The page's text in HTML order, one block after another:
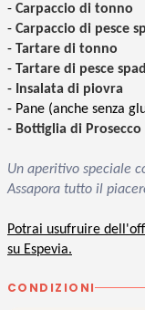
- Carpaccio di tonno
- Carpaccio di pesce
- Tartare di tonno
- Tartare di pesce
- Insalata di piovra
- Pane (anche senza
- Bottiglia di Prosecco
Un aperitivo speciale
Assapora tutto il
Potrai usufruire
su Espevia.
CONDIZIONI